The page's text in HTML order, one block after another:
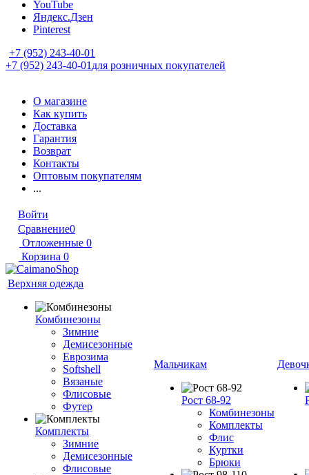
YouTube
Яндекс.Дзен
Pinterest
+7 (952) 243-40-01
+7 (952) 243-40-01 для розничных покупателей
О магазине
Как купить
Доставка
Гарантия
Возврат
Контакты
Оптовым покупателям
...
Войти
Сравнение0
Отложенные 0
Корзина 0
Верхняя одежда
Комбинезоны
Зимние
Демисезонные
Еврозима
Softshell
Вязаные
Флисовые
Футер
Комплекты
Зимние
Демисезонные
Флисовые
Мальчикам
Рост 68-92
Комбинезоны
Комплекты
Флис
Куртки
Брюки